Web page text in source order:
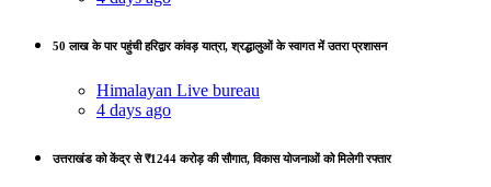
50 लाख के पार पहुंची हरिद्वार कांवड़ यात्रा, श्रद्धालुओं के स्वागत में उतरा प्रशासन
Himalayan Live bureau
4 days ago
उत्तराखंड को केंद्र से ₹1244 करोड़ की सौगात, विकास योजनाओं को मिलेगी रफ्तार